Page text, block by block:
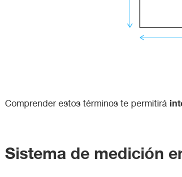
Comprender estos términos te permitirá
Sistema de medición